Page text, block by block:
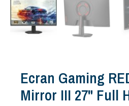
Ecran Gaming
Mirror III 27" Full